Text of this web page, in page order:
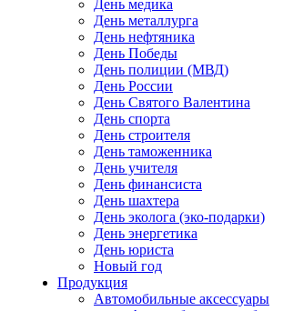
День медика
День металлурга
День нефтяника
День Победы
День полиции (МВД)
День России
День Святого Валентина
День спорта
День строителя
День таможенника
День учителя
День финансиста
День шахтера
День эколога (эко-подарки)
День энергетика
День юриста
Новый год
Продукция
Автомобильные аксессуары